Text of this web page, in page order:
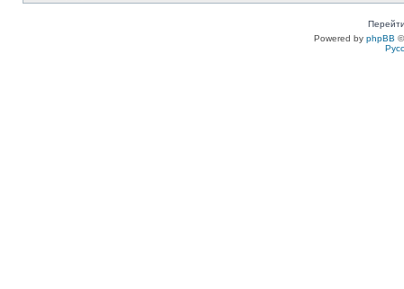
Powered by phpBB